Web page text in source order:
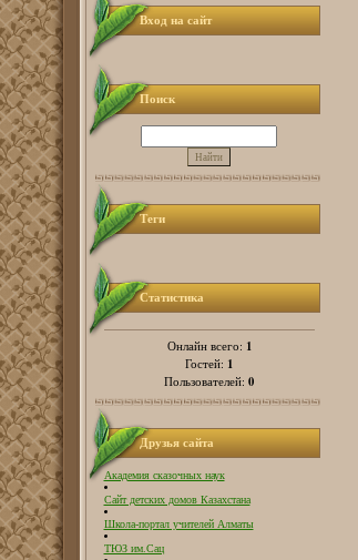
Вход на сайт
Поиск
Теги
Статистика
Онлайн всего: 1
Гостей: 1
Пользователей: 0
Друзья сайта
Академия сказочных наук
Сайт детских домов Казахстана
Школа-портал учителей Алматы
ТЮЗ им.Сац